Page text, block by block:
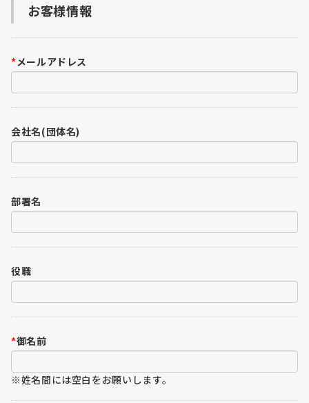
お客様情報
*メールアドレス
会社名(団体名)
部署名
役職
*御名前
※姓名間には空白をお願いします。